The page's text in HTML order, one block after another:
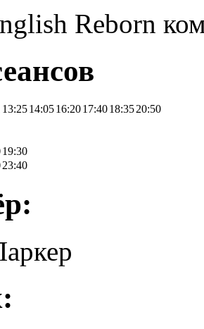
Reborn
13:2514:0516:2017:4018:3520:50
19:30
23:40